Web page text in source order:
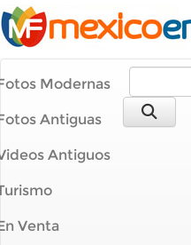
Modernas
Antiguas
Antiguos
Venta